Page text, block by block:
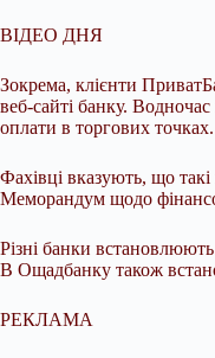
ВІДЕО ДНЯ
Зокрема, клієнти
веб-сайті банку.
оплати в торгових точках.
Фахівці вказують, що
Меморандум щодо
Різні банки
В Ощадбанку також
РЕКЛАМА